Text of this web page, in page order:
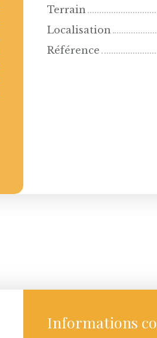
Terrain
Localisation
Référence
Informations